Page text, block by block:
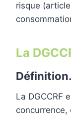
risque
La
Définition.
La DGCCRF